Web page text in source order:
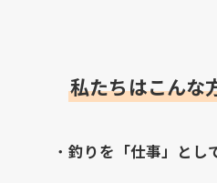
私たちはこんな
・ 釣りを「仕事」とし